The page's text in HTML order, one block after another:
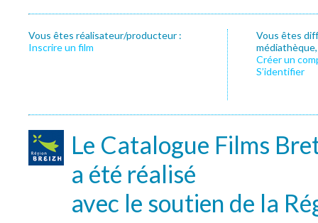
Vous êtes réalisateur/producteur :
Inscrire un film
Vous êtes
Créer un
S’identifier
Le Catalogue Films
a été réalisé
avec le soutien de la